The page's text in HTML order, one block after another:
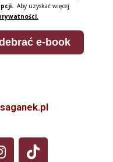
Aby uzyskać więcej
e-book